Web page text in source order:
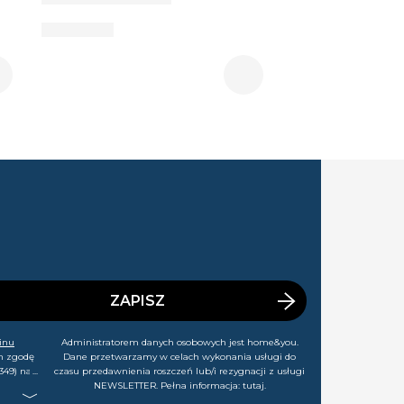
zgodę
na
chwili
ZAPISZ
Administratorem danych osobowych jest home&you.
Dane przetwarzamy w celach wykonania usługi do
czasu przedawnienia roszczeń lub/i rezygnacji z usługi
NEWSLETTER. Pełna informacja: tutaj.